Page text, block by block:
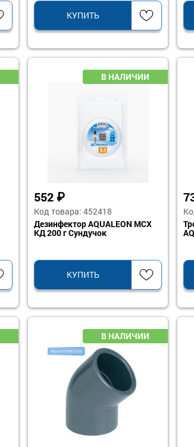
КУПИТЬ
552 ₽
Код товара: 452418
Дезинфектор AQUALEON МСХ
КД 200 г Сундучок
КУПИТЬ